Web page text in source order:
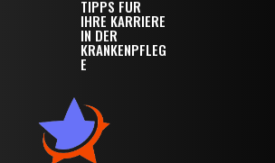
TIPPS FÜR
IHRE KARRIERE
IN DER
KRANKENPFLEG
E